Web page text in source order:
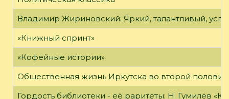
Владимир Жириновский: Яркий, талантливый,
«Книжный спринт»
«Кофейные истории»
Общественная жизнь Иркутска во второй
Гордость библиотеки - её раритеты: Н. Гумилёв